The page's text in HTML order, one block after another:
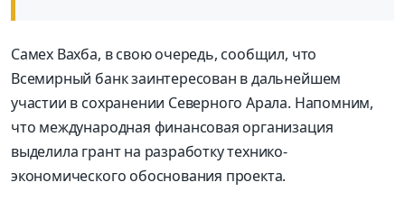
Самех Вахба, в свою очередь, сообщил, что
Всемирный банк заинтересован в дальнейшем
участии в сохранении Северного Арала. Напомним,
что международная финансовая организация
выделила грант на разработку технико-
экономического обоснования проекта.